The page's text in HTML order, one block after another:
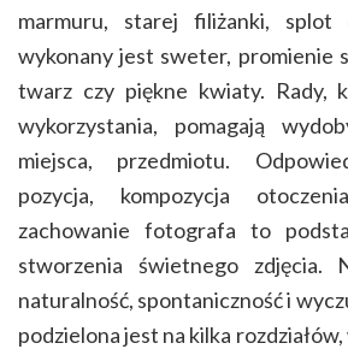
marmuru, starej filiżanki,
wykonany jest sweter, promienie
twarz czy piękne kwiaty. Rady,
wykorzystania, pomagają
miejsca, przedmiotu.
pozycja, kompozycja
zachowanie fotografa to
stworzenia świetnego zdjęcia.
naturalność, spontaniczność i
podzielona jest na kilka